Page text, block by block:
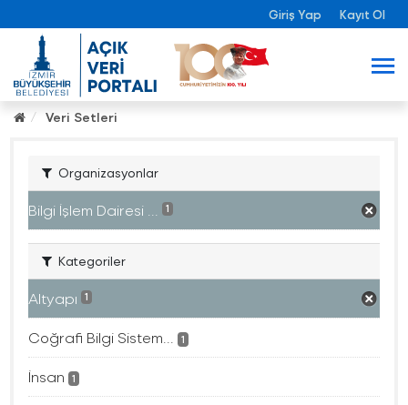
Giriş Yap Kayıt Ol
Veri Setleri
Organizasyonlar
Bilgi İşlem Dairesi ... 1
Kategoriler
Altyapı 1
Coğrafi Bilgi Sistem... 1
İnsan 1